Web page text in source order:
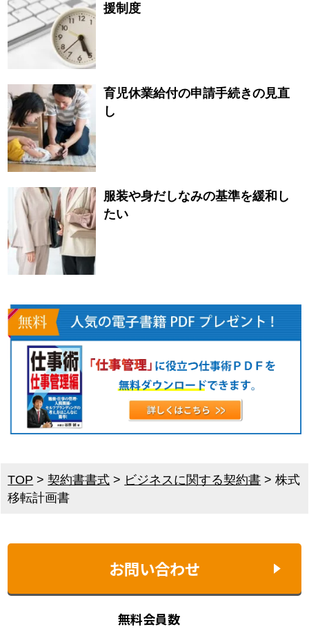
援制度
育児休業給付の申請手続きの見直
し
服装や身だしなみの基準を緩和し
たい
TOP >契約書書式 > ビジネスに関する契約書 >株式
移転計画書
お問い合わせ
無料会員数